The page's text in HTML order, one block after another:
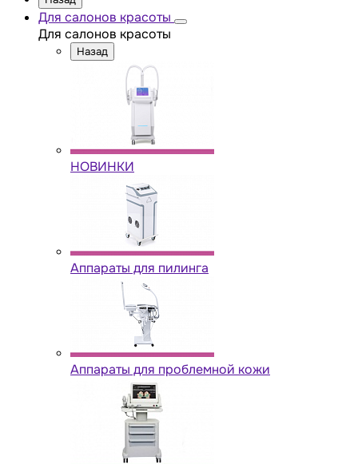
Для салонов красоты
Для салонов красоты
Назад
НОВИНКИ
Аппараты для пилинга
Аппараты для проблемной кожи